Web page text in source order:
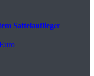
Sattelauflieger